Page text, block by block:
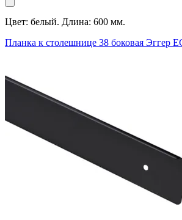
Цвет: белый. Длина: 600 мм.
Планка к столешнице 38 боковая Эггер